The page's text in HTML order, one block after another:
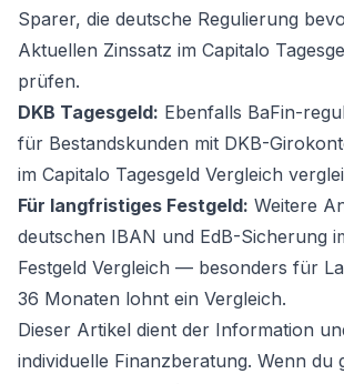
Sparer, die deutsche Regulierung
Aktuellen Zinssatz im Capitalo
prüfen.
DKB Tagesgeld: Ebenfalls BaFin-
für Bestandskunden mit DKB-
im Capitalo Tagesgeld Vergleich
Für langfristiges Festgeld: Weitere
deutschen IBAN und EdB-Sicherung
Festgeld Vergleich — besonders für
36 Monaten lohnt ein Vergleich.
Dieser Artikel dient der Information
individuelle Finanzberatung. Wenn du